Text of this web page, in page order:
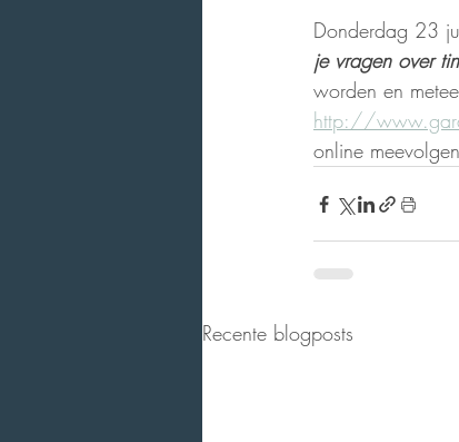
Donderdag 23
je vragen over
worden en
http://
online
Recente blogposts